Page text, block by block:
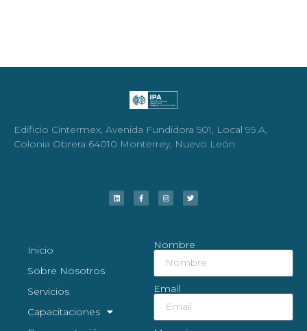
Edificio Cintermex, Avenida Fundidora 501, Local 95 A,
Colonia Obrera 64010 Monterrey, Nuevo León
Inicio
Sobre Nosotros
Servicios
Capacitaciones
Nombre
Email